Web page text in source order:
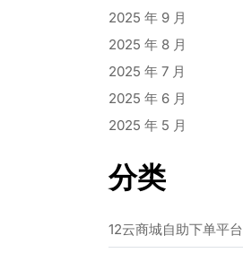
2025 年 9 月
2025 年 8 月
2025 年 7 月
2025 年 6 月
2025 年 5 月
分类
12云商城自助下单平台